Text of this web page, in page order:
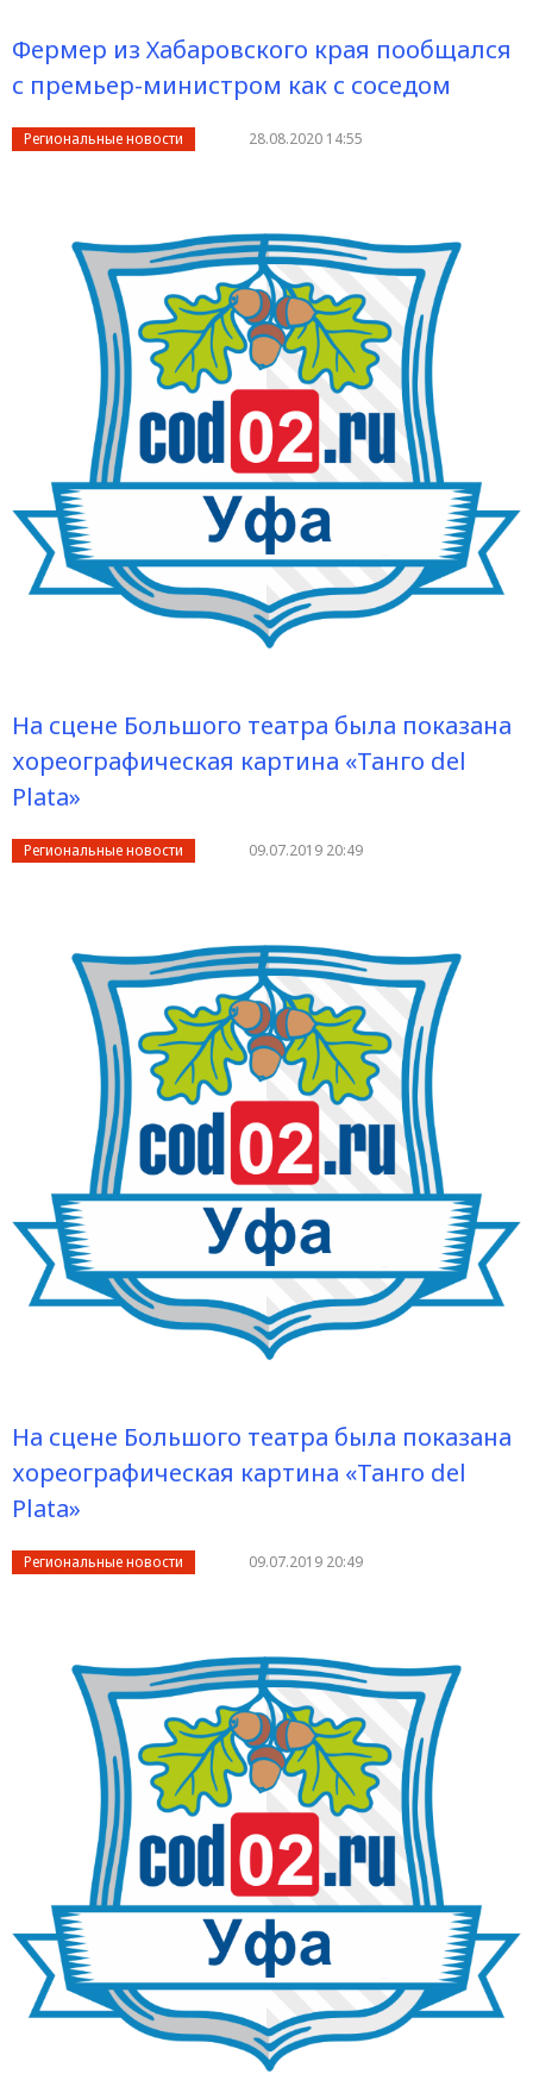
Фермер из Хабаровского края пообщался
с премьер-министром как с соседом
Региональные новости 28.08.2020 14:55
На сцене Большого театра была показана
хореографическая картина «Танго del
Plata»
Региональные новости 09.07.2019 20:49
На сцене Большого театра была показана
хореографическая картина «Танго del
Plata»
Региональные новости 09.07.2019 20:49